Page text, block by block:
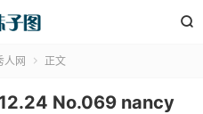

人网  正文
No.069 nancy